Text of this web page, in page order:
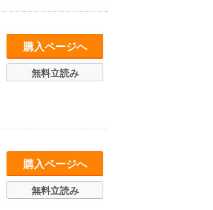
購入ページへ
無料立読み
購入ページへ
無料立読み